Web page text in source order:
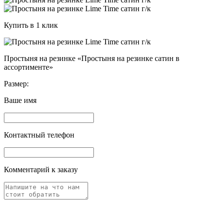
Купить в 1 клик
Простыня на резинке «Простыня на резинке сатин в
ассортименте»
Размер:
Ваше имя
Контактный телефон
Комментарий к заказу